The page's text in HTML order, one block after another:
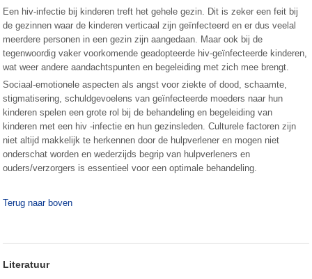
Een hiv-infectie bij kinderen treft het gehele gezin. Dit is zeker een feit bij
de gezinnen waar de kinderen verticaal zijn geïnfecteerd en er dus veelal
meerdere personen in een gezin zijn aangedaan. Maar ook bij de
tegenwoordig vaker voorkomende geadopteerde hiv-geïnfecteerde kinderen,
wat weer andere aandachtspunten en begeleiding met zich mee brengt.
Sociaal-emotionele aspecten als angst voor ziekte of dood, schaamte,
stigmatisering, schuldgevoelens van geïnfecteerde moeders naar hun
kinderen spelen een grote rol bij de behandeling en begeleiding van
kinderen met een hiv -infectie en hun gezinsleden. Culturele factoren zijn
niet altijd makkelijk te herkennen door de hulpverlener en mogen niet
onderschat worden en wederzijds begrip van hulpverleners en
ouders/verzorgers is essentieel voor een optimale behandeling.
Terug naar boven
Literatuur